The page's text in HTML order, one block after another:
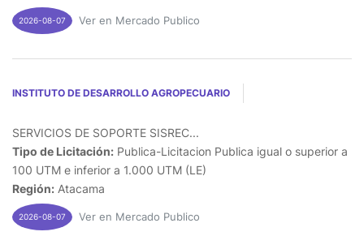
2026-08-07 Ver en Mercado Publico
INSTITUTO DE DESARROLLO AGROPECUARIO
SERVICIOS DE SOPORTE SISREC...
Tipo de Licitación: Publica-Licitacion Publica igual o superior a
100 UTM e inferior a 1.000 UTM (LE)
Región: Atacama
2026-08-07 Ver en Mercado Publico